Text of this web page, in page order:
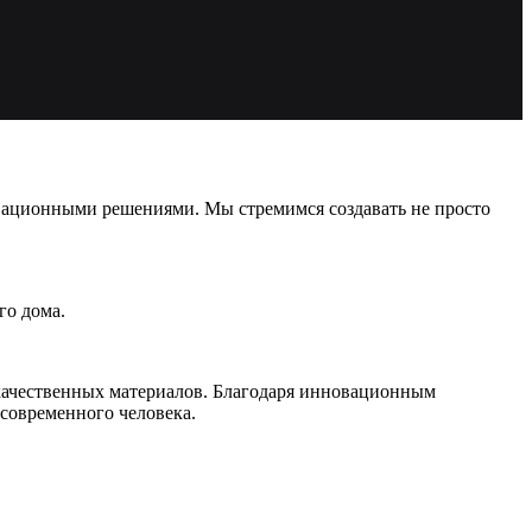
решениями. Мы стремимся создавать не просто
дома.
материалов. Благодаря инновационным
человека.